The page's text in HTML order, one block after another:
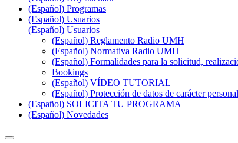
(Español) Programas
(Español) Usuarios
(Español) Usuarios
(Español) Reglamento Radio UMH
(Español) Normativa Radio UMH
(Español) Formalidades para la solicitud,
Bookings
(Español) VÍDEO TUTORIAL
(Español) Protección de datos de carácter
(Español) SOLICITA TU PROGRAMA
(Español) Novedades